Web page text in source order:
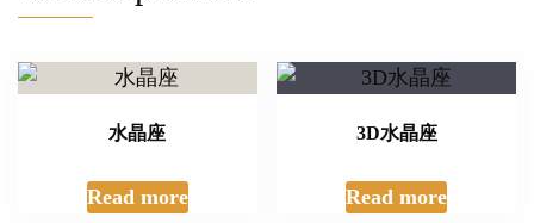
水晶座
Read more
3D水晶座
Read more